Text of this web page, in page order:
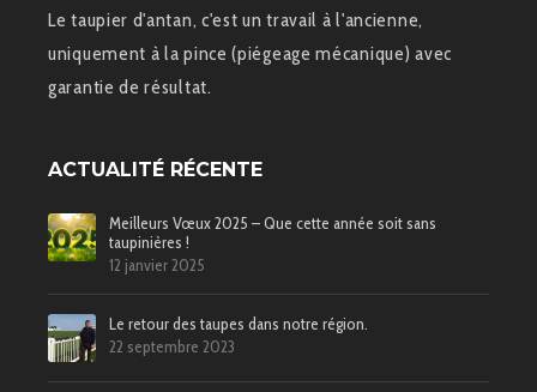
Le taupier d'antan, c'est un travail à l'ancienne,
uniquement à la pince (piégeage mécanique) avec
garantie de résultat.
ACTUALITÉ RÉCENTE
Meilleurs Vœux 2025 – Que cette année soit sans
taupinières !
12 janvier 2025
Le retour des taupes dans notre région.
22 septembre 2023